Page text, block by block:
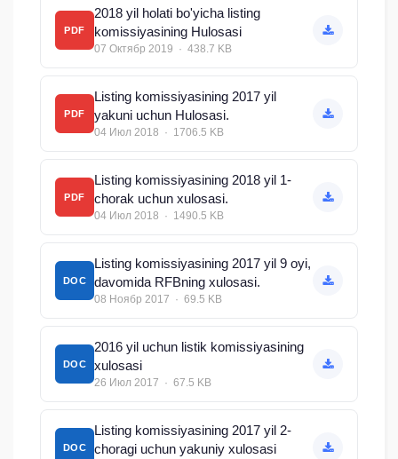
PDF
2018 yil holati bo'yicha listing
komissiyasining Hulosasi
07 Октябр 2019 · 438.7 KB
PDF
Listing komissiyasining 2017 yil
yakuni uchun Hulosasi.
04 Июл 2018 · 1706.5 KB
PDF
Listing komissiyasining 2018 yil 1-
chorak uchun xulosasi.
04 Июл 2018 · 1490.5 KB
DOC
Listing komissiyasining 2017 yil 9 oyi,
davomida RFBning xulosasi.
08 Ноябр 2017 · 69.5 KB
DOC
2016 yil uchun listik komissiyasining
xulosasi
26 Июл 2017 · 67.5 KB
DOC
Listing komissiyasining 2017 yil 2-
choragi uchun yakuniy xulosasi